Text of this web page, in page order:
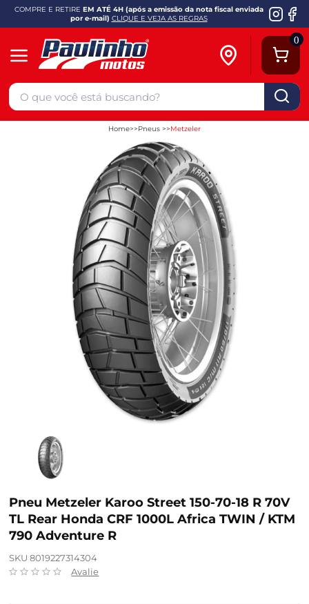
COMPRE E RETIRE EM ATÉ 4H (após a emissão da nota fiscal enviada
por e-mail) CLIQUE E VEJA AS REGRAS
0
Home Pneus Metzeler
Pneu Metzeler Karoo Street 150-70-18 R 70V
TL Rear Honda CRF 1000L Africa TWIN / KTM
790 Adventure R
SKU 8019227314304
Avalie